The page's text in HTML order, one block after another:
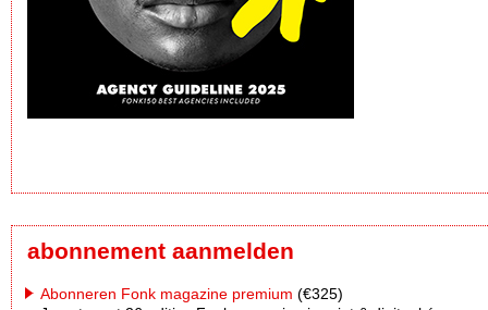
abonnement aanmelden
Abonneren Fonk magazine premium (€325)